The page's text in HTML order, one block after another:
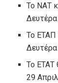
Το ΝΑΤ
Το ΕΤΑΠ
Το ΕΤΑΤ
29